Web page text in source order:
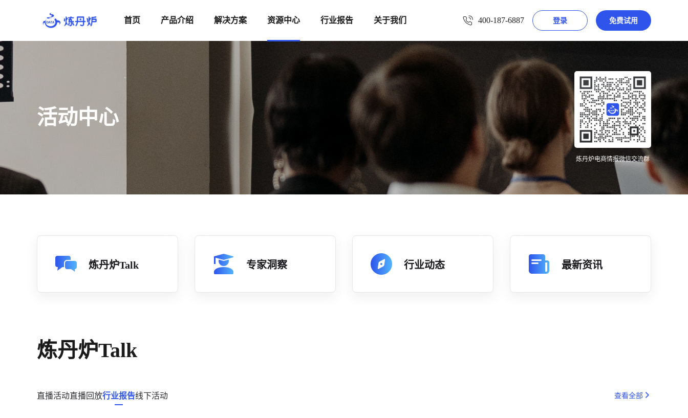
首页 产品介绍 解决方案 资源中心 行业报告 关于我们 400-187-6887 登录 免费试用
活动中心
炼丹炉电商情报微信交流群
炼丹炉Talk 专家洞察 行业动态 最新资讯
炼丹炉Talk
直播活动直播回放行业报告线下活动 查看全部